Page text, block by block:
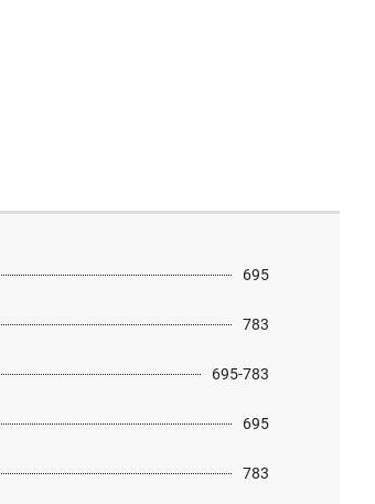
695
783
695-783
695
783